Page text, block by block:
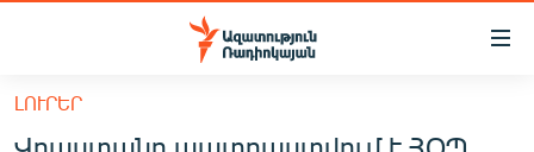
Մատչելիության
հիմնական
բովանդակությանը
ԼՈՒՐԵՐ